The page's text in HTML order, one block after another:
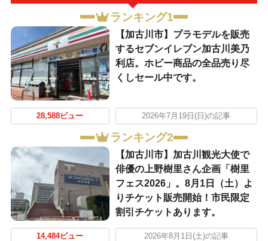
ランキング1
【加古川市】プラモデルを販売
するセブンイレブン加古川美乃
利店。ホビー商品の全品売り尽
くしセール中です。
28,588ビュー 2026年7月19日(日)の記事
ランキング2
【加古川市】加古川観光大使で
俳優の上野樹里さん企画「樹里
フェス2026」。8月1日（土）よ
りチケット販売開始！市民限定
割引チケットあります。
14,484ビュー 2026年8月1日(土)の記事